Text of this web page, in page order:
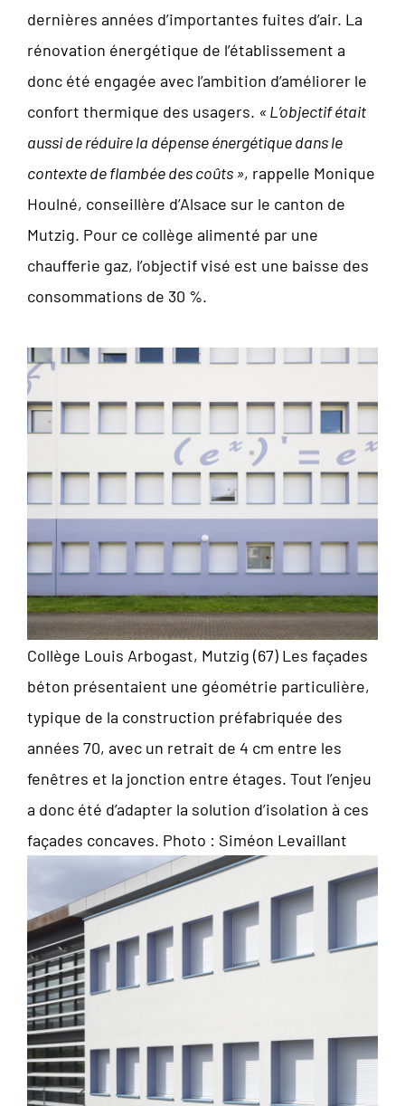
dernières années d’importantes fuites d’air. La
rénovation énergétique de l’établissement a
donc été engagée avec l’ambition d’améliorer le
confort thermique des usagers. « L’objectif était
aussi de réduire la dépense énergétique dans le
contexte de flambée des coûts », rappelle Monique
Houlné, conseillère d’Alsace sur le canton de
Mutzig. Pour ce collège alimenté par une
chaufferie gaz, l’objectif visé est une baisse des
consommations de 30 %.
Collège Louis Arbogast, Mutzig (67) Les façades
béton présentaient une géométrie particulière,
typique de la construction préfabriquée des
années 70, avec un retrait de 4 cm entre les
fenêtres et la jonction entre étages. Tout l’enjeu
a donc été d’adapter la solution d’isolation à ces
façades concaves. Photo : Siméon Levaillant